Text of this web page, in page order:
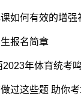
如何有效的增强
报名简章
年体育统考
过这些题 助你